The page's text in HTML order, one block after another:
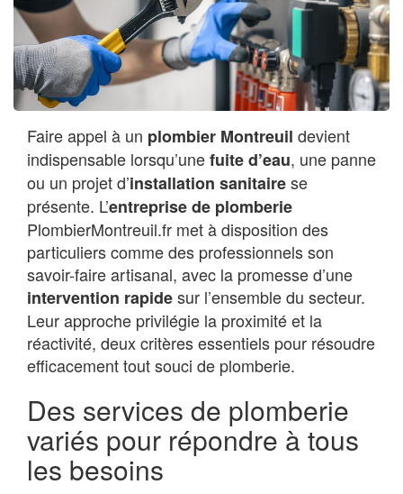
Faire appel à un plombier Montreuil devient
indispensable lorsqu’unefuite d’eau, une panne
ou un projet d’installation sanitairese
présente. L’entreprise de plomberie
PlombierMontreuil.fr met à disposition des
particuliers comme des professionnels son
savoir-faire artisanal, avec la promesse d’une
intervention rapidesur l’ensemble du secteur.
Leur approche privilégie la proximité et la
réactivité, deux critères essentiels pour résoudre
efficacement tout souci de plomberie.
Des services de plomberie
variés pour répondre à tous
les besoins